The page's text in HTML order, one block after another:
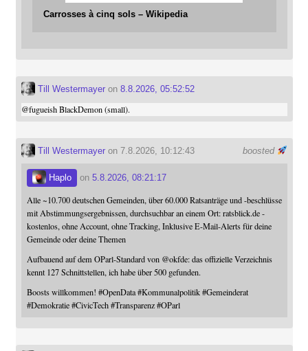
Carrosses à cinq sols – Wikipedia
Till Westermayeron 8.8.2026, 05:52:52
@fugueishBlackDemon (small).
boosted
Till Westermayeron 7.8.2026, 10:12:43
Haplo on 5.8.2026, 08:21:17
Alle ~10.700 deutschen Gemeinden, über 60.000 Ratsanträge und -beschlüsse
mit Abstimmungsergebnissen, durchsuchbar an einem Ort: ratsblick.de -
kostenlos, ohne Account, ohne Tracking, Inklusive E-Mail-Alerts für deine
Gemeinde oder deine Themen
Aufbauend auf dem OParl-Standard von @okfde: das offizielle Verzeichnis
kennt 127 Schnittstellen, ich habe über 500 gefunden.
Boosts willkommen! #OpenData #Kommunalpolitik #Gemeinderat
#Demokratie #CivicTech #Transparenz #OParl